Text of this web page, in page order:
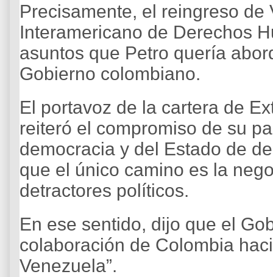
Precisamente, el reingreso de
Interamericano de Derechos
asuntos que Petro quería
Gobierno colombiano.
El portavoz de la cartera de
reiteró el compromiso de su
democracia y del Estado de
que el único camino es la
detractores políticos.
En ese sentido, dijo que el
colaboración de Colombia
Venezuela”.